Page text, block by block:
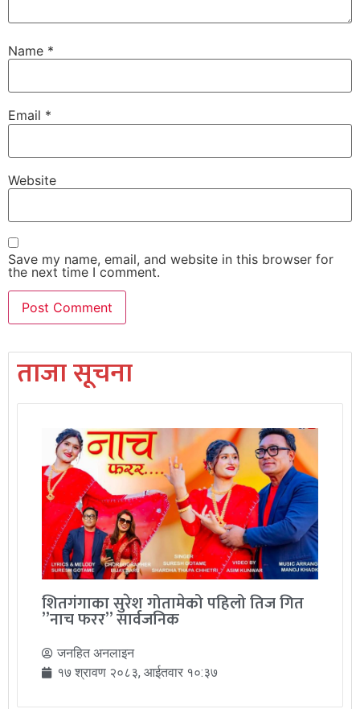
Name *
Email *
Website
Save my name, email, and website in this browser for
the next time I comment.
ताजा सूचना
शितगंगाका सुरेश गोतामेको पहिलो तिज गित
”नाच फरर” सार्वजनिक
जनहित अनलाइन
१७ श्रावण २०८३, आईतवार १०:३७